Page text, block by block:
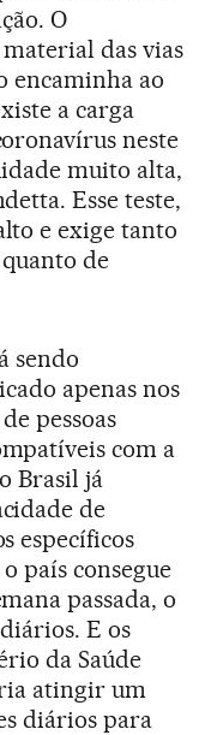
O
das vias
encaminha ao
a carga
neste
muito alta,
Esse teste,
e exige tanto
de
sendo
apenas nos
pessoas
com a
Brasil já
de
específicos
país consegue
passada, o
E os
da Saúde
atingir um
diários para